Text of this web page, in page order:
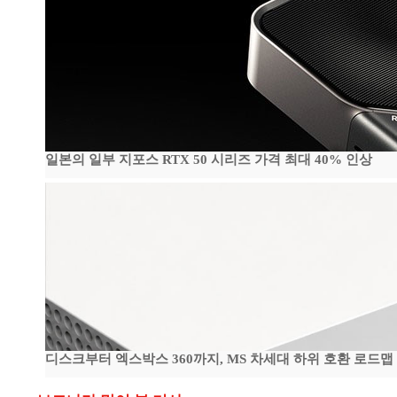
일본의 일부 지포스 RTX 50 시리즈 가격 최대 40% 인상
디스크부터 엑스박스 360까지, MS 차세대 하위 호환 로드맵